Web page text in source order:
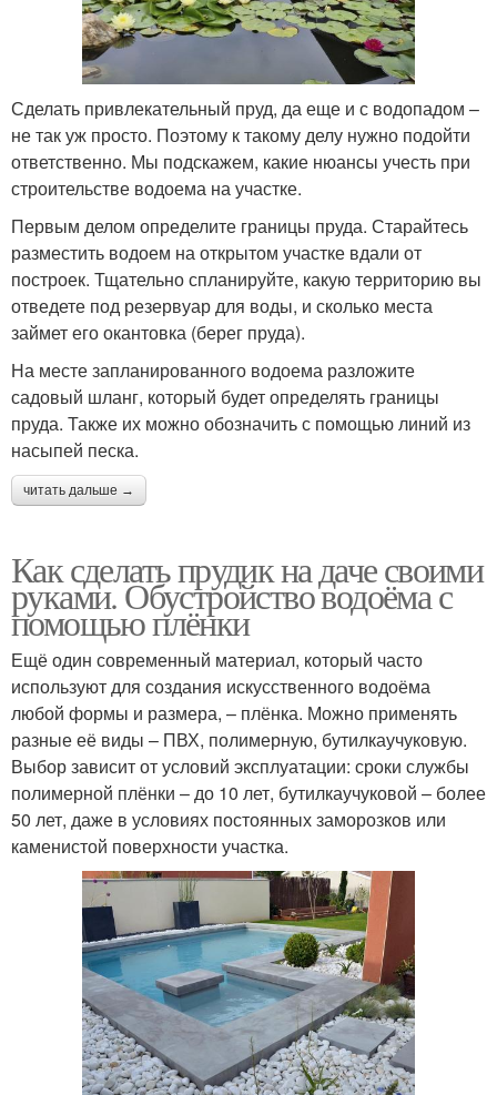
Сделать привлекательный пруд, да еще и с водопадом –
не так уж просто. Поэтому к такому делу нужно подойти
ответственно. Мы подскажем, какие нюансы учесть при
строительстве водоема на участке.
Первым делом определите границы пруда. Старайтесь
разместить водоем на открытом участке вдали от
построек. Тщательно спланируйте, какую территорию вы
отведете под резервуар для воды, и сколько места
займет его окантовка (берег пруда).
На месте запланированного водоема разложите
садовый шланг, который будет определять границы
пруда. Также их можно обозначить с помощью линий из
насыпей песка.
читать дальше →
Как сделать прудик на даче своими
руками. Обустройство водоёма с
помощью плёнки
Ещё один современный материал, который часто
используют для создания искусственного водоёма
любой формы и размера, – плёнка. Можно применять
разные её виды – ПВХ, полимерную, бутилкаучуковую.
Выбор зависит от условий эксплуатации: сроки службы
полимерной плёнки – до 10 лет, бутилкаучуковой – более
50 лет, даже в условиях постоянных заморозков или
каменистой поверхности участка.